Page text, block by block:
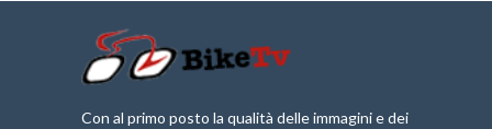
Con al primo posto la qualità delle immagini e dei